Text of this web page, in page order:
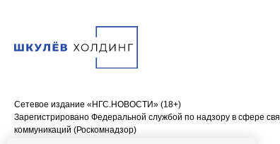
Сетевое издание «НГС.НОВОСТИ» (18+)
Зарегистрировано Федеральной службой по надзору в сфере
коммуникаций (Роскомнадзор)